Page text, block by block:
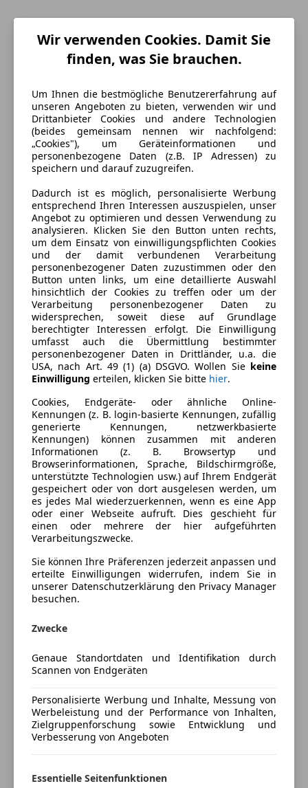
Schadstoffklasse
Euro 6d-TEMP
Kraftstoff
Diesel
CO₂-Emissionen
129 g/km (komb.)
Ausstattung
Komfort
Elektrische Fensterheber
Elektrische Seitenspiegel
Getönte Scheiben
Klimaanlage
Schiebetür rechts
Start/Stop-Automatik
Unterhaltung/Media
Bordcomputer
Radio
USB
Sicherheit
ABS
Beifahrerairbag
ESP
Fahrerairbag
Isofix
Servolenkung
Traktionskontrolle
Wegfahrsperre
Extras
Alufelgen (17")
Sommerreifen
Winterreifen
Mehr anzeigen
Farbe und Innenausstattung
Außenfarbe
Weiß
Farbe der
Innenausstattung
Schwarz
Innenausstattung Stoff
Fahrzeugbeschreibung
Eingabefehler, Irrtümer und Zwischenverkauf
vorbehalten!
Pickerl §57a 02/2026
Bremse vorne hinten neu
Service neu
Bitte um telefonische Kontaktaufnahme, da die
Bearbeitung von Mailsin der Regel länger
dauert, oder Sie senden uns Ihre Telefon Nr.
damit
Kredit OHNE Anzahlung möglich
Finanzierung schon ab 129€ monatlich möglich
Mehr anzeigen
Preisbewertung
Mehr anzeigen
Versicherung
Kfz-Versicherung
Wir verwenden Cookies. Damit Sie
finden, was Sie brauchen.
Um Ihnen die bestmögliche Benutzererfahrung auf
unseren Angeboten zu bieten, verwenden wir und
Drittanbieter Cookies und andere Technologien
(beides gemeinsam nennen wir nachfolgend:
„Cookies"), um Geräteinformationen und
personenbezogene Daten (z.B. IP Adressen) zu
speichern und darauf zuzugreifen.
Dadurch ist es möglich, personalisierte Werbung
entsprechend Ihren Interessen auszuspielen, unser
Angebot zu optimieren und dessen Verwendung zu
analysieren. Klicken Sie den Button unten rechts,
um dem Einsatz von einwilligungspflichten Cookies
und der damit verbundenen Verarbeitung
personenbezogener Daten zuzustimmen oder den
Button unten links, um eine detaillierte Auswahl
hinsichtlich der Cookies zu treffen oder um der
Verarbeitung personenbezogener Daten zu
widersprechen, soweit diese auf Grundlage
berechtigter Interessen erfolgt. Die Einwilligung
umfasst auch die Übermittlung bestimmter
personenbezogener Daten in Drittländer, u.a. die
USA, nach Art. 49 (1) (a) DSGVO. Wollen Sie keine
Einwilligung erteilen, klicken Sie bitte hier.
Cookies, Endgeräte- oder ähnliche Online-
Kennungen (z. B. login-basierte Kennungen, zufällig
generierte Kennungen, netzwerkbasierte
Kennungen) können zusammen mit anderen
Informationen (z. B. Browsertyp und
Browserinformationen, Sprache, Bildschirmgröße,
unterstützte Technologien usw.) auf Ihrem Endgerät
gespeichert oder von dort ausgelesen werden, um
es jedes Mal wiederzuerkennen, wenn es eine App
oder einer Webseite aufruft. Dies geschieht für
einen oder mehrere der hier aufgeführten
Verarbeitungszwecke.
Sie können Ihre Präferenzen jederzeit anpassen und
erteilte Einwilligungen widerrufen, indem Sie in
unserer Datenschutzerklärung den Privacy Manager
besuchen.
Zwecke
Genaue Standortdaten und Identifikation durch
Scannen von Endgeräten
Personalisierte Werbung und Inhalte, Messung von
Werbeleistung und der Performance von Inhalten,
Zielgruppenforschung sowie Entwicklung und
Verbesserung von Angeboten
Essentielle Seitenfunktionen